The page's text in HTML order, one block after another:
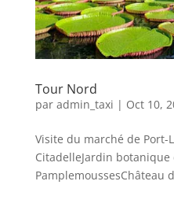
Tour Nord
par admin_taxi | Oct 10,
Visite du marché de Port-
CitadelleJardin botanique
PamplemoussesChâteau